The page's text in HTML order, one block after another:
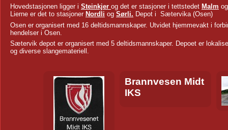
Hovedstasjonen ligger i Steinkjer og det er stasjoner i tettstedet Malm
Lierne er det to stasjoner Nordli og Sørli. Depot i Sætervika (Osen)
Osen er organisert med 16 deltidsmannskaper. Utvidet hjemmevakt i
hendelser i Osen.
Sætervik depot er organisert med 5 deltidsmannskaper. Depoet er
og diverse slangemateriell.
Brannvesen Midt
IKS